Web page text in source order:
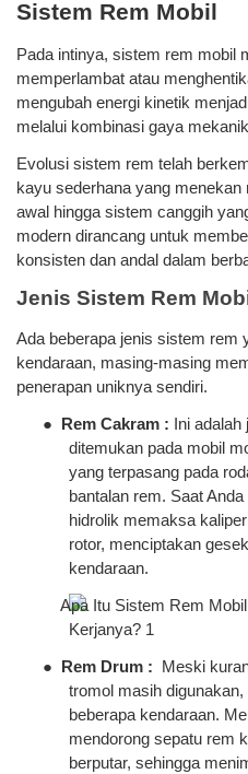
Sistem Rem Mobil
Pada intinya, sistem rem mobil
memperlambat atau
mengubah energi kinetik
melalui kombinasi gaya
Evolusi sistem rem telah
kayu sederhana yang menekan
awal hingga sistem canggih
modern dirancang untuk
konsisten dan andal dalam
Jenis Sistem Rem
Ada beberapa jenis sistem rem
kendaraan, masing-masing
penerapan uniknya sendiri.
● Rem Cakram :
Ini
ditemukan pada mobil
yang terpasang pada
bantalan rem. Saat
hidrolik memaksa
rotor, menciptakan
kendaraan.
● Rem Drum :
Meski
tromol masih
beberapa kendaraan.
mendorong sepatu rem
berputar, sehingga